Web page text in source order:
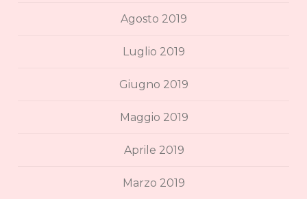
Agosto 2019
Luglio 2019
Giugno 2019
Maggio 2019
Aprile 2019
Marzo 2019